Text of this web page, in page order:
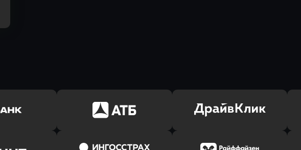
заявку
Оправить заявку
Оправить заявку